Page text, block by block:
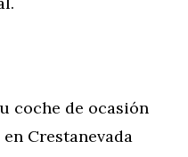
coche de ocasión
Crestanevada